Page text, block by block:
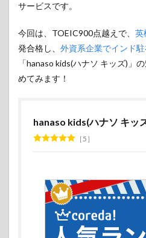
サービスです。
今回は、TOEIC900点越えで、 英
発合格し、 外資系企業でインド
「hanaso kids(ハナソ キッズ)」
めてみます！
hanaso kids(ハナソ キッ
5